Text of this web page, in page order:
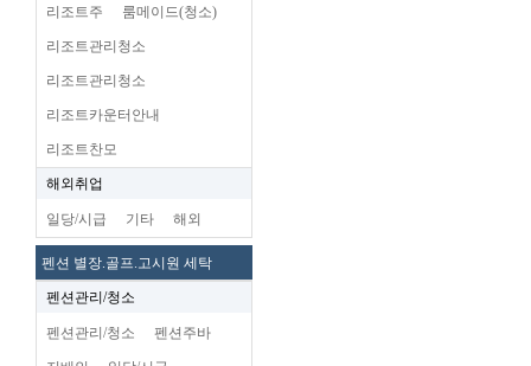
리조트주 룸메이드(청소)
리조트관리청소
리조트관리청소
리조트카운터안내
리조트찬모
해외취업
일당/시급 기타 해외
펜션 별장.골프.고시원 세탁
펜션관리/청소
펜션관리/청소 펜션주바